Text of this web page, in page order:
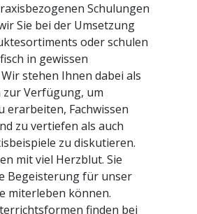
Schulungen
Sie bei der Umsetzung
oder schulen
in gewissen
stehen Ihnen dabei als
zur Verfügung, um
erarbeiten, Fachwissen
zu vertiefen als auch
zu diskutieren.
mit viel Herzblut. Sie
Begeisterung für unser
miterleben können.
finden bei